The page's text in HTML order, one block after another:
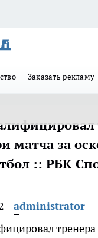
Заказать рекламу
матча за
:: РБК
administrator